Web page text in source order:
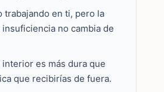
trabajando en ti, pero la
no cambia de
es más dura que
que recibirías de fuera.